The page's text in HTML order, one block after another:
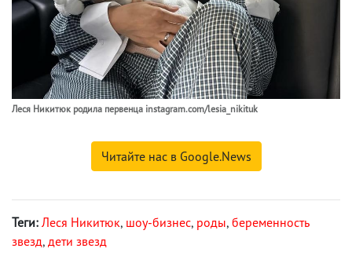
Леся Никитюк родила первенца instagram.com/lesia_nikituk
Читайте нас в Google.News
Теги: Леся Никитюк, шоу-бизнес, роды, беременность
звезд, дети звезд